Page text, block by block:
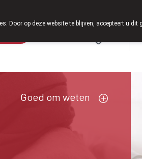
Goed om weten
Door op deze website te blijven, accepteert u dit